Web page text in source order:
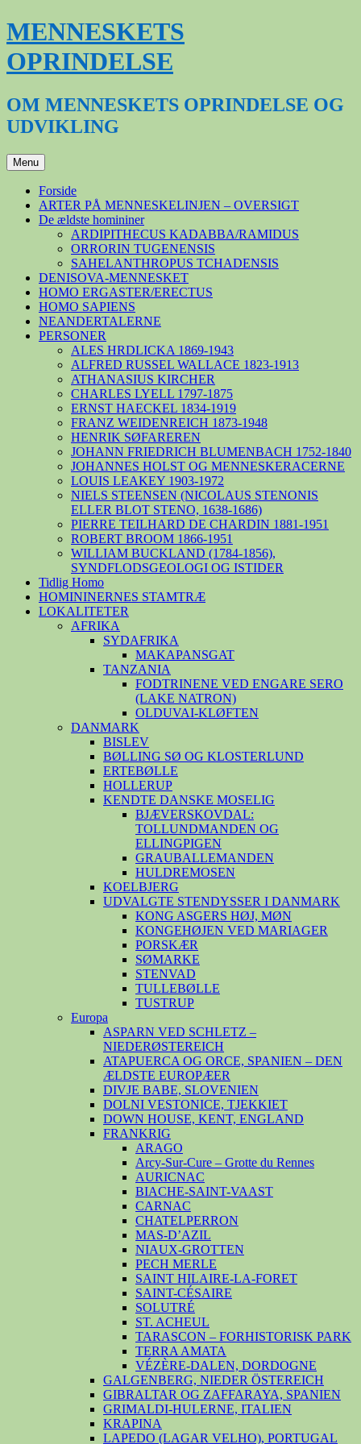
Hop
til
indhold
MENNESKETS
OPRINDELSE
OM MENNESKETS OPRINDELSE OG
UDVIKLING
Menu
Forside
ARTER PÅ MENNESKELINJEN – OVERSIGT
De ældste homininer
ARDIPITHECUS KADABBA/RAMIDUS
ORRORIN TUGENENSIS
SAHELANTHROPUS TCHADENSIS
DENISOVA-MENNESKET
HOMO ERGASTER/ERECTUS
HOMO SAPIENS
NEANDERTALERNE
PERSONER
ALES HRDLICKA 1869-1943
ALFRED RUSSEL WALLACE 1823-1913
ATHANASIUS KIRCHER
CHARLES LYELL 1797-1875
ERNST HAECKEL 1834-1919
FRANZ WEIDENREICH 1873-1948
HENRIK SØFAREREN
JOHANN FRIEDRICH BLUMENBACH 1752-1840
JOHANNES HOLST OG MENNESKERACERNE
LOUIS LEAKEY 1903-1972
NIELS STEENSEN (NICOLAUS STENONIS
ELLER BLOT STENO, 1638-1686)
PIERRE TEILHARD DE CHARDIN 1881-1951
ROBERT BROOM 1866-1951
WILLIAM BUCKLAND (1784-1856),
SYNDFLODSGEOLOGI OG ISTIDER
Tidlig Homo
HOMININERNES STAMTRÆ
LOKALITETER
AFRIKA
SYDAFRIKA
MAKAPANSGAT
TANZANIA
FODTRINENE VED ENGARE SERO
(LAKE NATRON)
OLDUVAI-KLØFTEN
DANMARK
BISLEV
BØLLING SØ OG KLOSTERLUND
ERTEBØLLE
HOLLERUP
KENDTE DANSKE MOSELIG
BJÆVERSKOVDAL:
TOLLUNDMANDEN OG
ELLINGPIGEN
GRAUBALLEMANDEN
HULDREMOSEN
KOELBJERG
UDVALGTE STENDYSSER I DANMARK
KONG ASGERS HØJ, MØN
KONGEHØJEN VED MARIAGER
PORSKÆR
SØMARKE
STENVAD
TULLEBØLLE
TUSTRUP
Europa
ASPARN VED SCHLETZ –
NIEDERØSTEREICH
ATAPUERCA OG ORCE, SPANIEN – DEN
ÆLDSTE EUROPÆER
DIVJE BABE, SLOVENIEN
DOLNI VESTONICE, TJEKKIET
DOWN HOUSE, KENT, ENGLAND
FRANKRIG
ARAGO
Arcy-Sur-Cure – Grotte du Rennes
AURICNAC
BIACHE-SAINT-VAAST
CARNAC
CHATELPERRON
MAS-D’AZIL
NIAUX-GROTTEN
PECH MERLE
SAINT HILAIRE-LA-FORET
SAINT-CÉSAIRE
SOLUTRÉ
ST. ACHEUL
TARASCON – FORHISTORISK PARK
TERRA AMATA
VÉZÈRE-DALEN, DORDOGNE
GALGENBERG, NIEDER ÖSTEREICH
GIBRALTAR OG ZAFFARAYA, SPANIEN
GRIMALDI-HULERNE, ITALIEN
KRAPINA
LAPEDO (LAGAR VELHO), PORTUGAL